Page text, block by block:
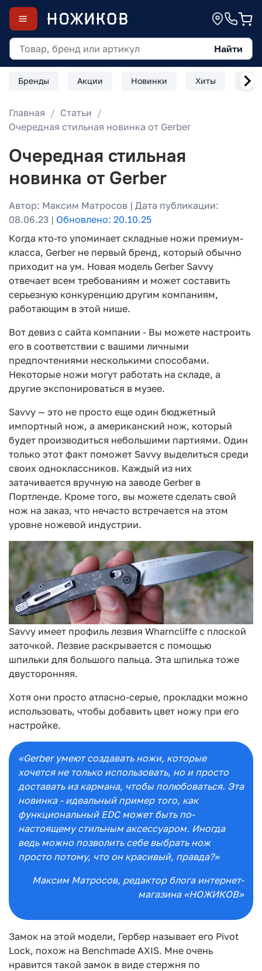
Найти
Бренды Акции Новинки Хиты
Главная
Статьи
Очередная стильная новинка от Gerber
Очередная стильная
новинка от Gerber
Автор: Максим Матросов | Дата публикации:
08.06.23 | Обновлено: 20.10.25
Когда кто-то упоминает складные ножи премиум-
класса, Gerber не первый бренд, который обычно
приходит на ум. Новая модель Gerber Savvy
отвечает всем требованиям и может составить
серьезную конкуренцию другим компаниям,
работающим в этой нише.
Вот девиз с сайта компании - Вы можете настроить
его в соответствии с вашими личными
предпочтениями несколькими способами.
Некоторые ножи могут работать на складе, а
другие экспонироваться в музее.
Savvy — это не просто еще один бюджетный
импортный нож, а американский нож, который
будет производиться небольшими партиями. Один
только этот факт поможет Savvy выделиться среди
своих одноклассников. Каждый из них
затачивается вручную на заводе Gerber в
Портленде. Кроме того, вы можете сделать свой
нож на заказ, что нечасто встречается на этом
уровне ножевой индустрии.
Savvy имеет профиль лезвия Wharncliffe с плоской
заточкой. Лезвие раскрывается с помощью
шпильки для большого пальца. Эта шпилька тоже
двусторонняя.
Хотя они просто атласно-серые, прокладки можно
использовать, чтобы добавить цвет ножу при его
настройке.
«Gerber умеют создавать ножи, которые
хочется не только использовать, но и просто
доставать из кармана, чтобы полюбоваться. Эта
новинка - идеальный пример того, как
функциональный EDC может быть по-
настоящему стильным аксессуаром. Иногда
ведь можно позволить себе выбрать нож
просто потому, что он красивый, правда?»
Максим Матросов, редактор блога интернет-
магазина «НОЖИКОВ»
Замок на этой модели, Гербер называет его Pivot
Lock, похож на Benchmade AXIS. Мне очень
нравится такой замок в виде стержня по